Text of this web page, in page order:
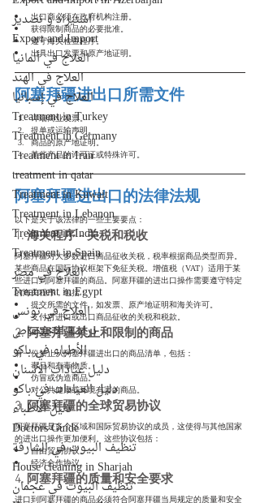
استيراد و تصدير
Export and Import
العلاج في ألمانيا
العلاج في الهند
العلاج في إسبانيا
Treatment in Turkey
Treatment in Germany
Treatment in Iran
treatment in qatar
Treatment in Kuwait
Treatment in Lebanon
Treatment in India
Treatment in Spain
العلاج في مصر
Treatment in Egypt
العلاج في تونس
دراسة الإختصاص
الأطباء في باكو
دليل عيادات الأسنان
دليل العيادات في باكو
دليل الأطباء
Doctors Guide
تنظيف البيوت في الشارقة
House cleaning in Sharjah
تنظيف البيوت في عجمان
出口商必须在政府机构注册。
获得限制商品的必要批准。
遵守海关检查程序。
出具出口发票和原产地证明。
阿塞拜疆进出口所需文件
详细商业发票。
提单或运输声明。
商品的原产地证明。
某些产品的许可证或特殊许可。
阿塞拜疆进出口的法律法规
以下是关于该法律的一些主要要点：
1. 海关程序 - 关税和税收
阿塞拜疆对大多数进口商品征收关税，税率根据商品类型而异。
某些商品在国际协议框架下免征关税。增值税（VAT）适用于某
些进口到阿塞拜疆的商品。阿塞拜疆的进出口操作需要遵守特定
的海关程序，包括：
提交所需的文件，如发票、原产地证明和海关许可。
支付对进口或出口商品征收的关税和税款。
2. 阿塞拜疆禁止和限制的商品
有一份禁止从阿塞拜疆进出口的商品清单，包括：
毒品和有毒物质。
仿冒或伪造商品。
对公共健康或环境有害的商品。
3. 阿塞拜疆的全球贸易协议
阿塞拜疆是多个区域和国际贸易协议的成员，这使得与其他国家
的进出口操作更加便利。这些协议包括：
自由贸易协议。
经济合作协议。
4. 阿塞拜疆的质量和安全要求